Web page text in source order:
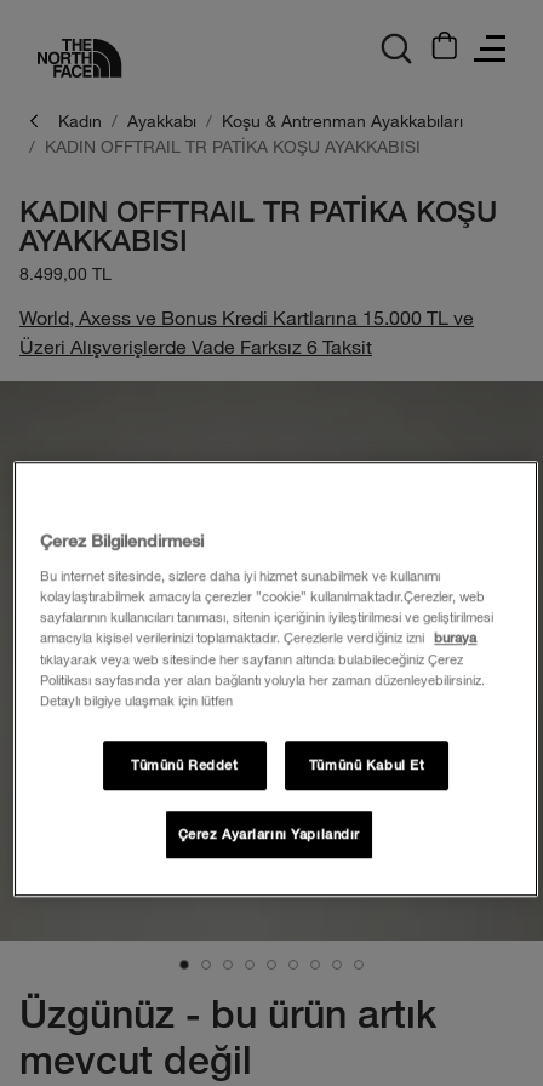
Kadın Ayakkabı
Koşu & Antrenman Ayakkabıları
KADIN OFFTRAIL TR PATİKA KOŞU AYAKKABISI
KADIN OFFTRAIL TR PATİKA KOŞU
AYAKKABISI
8.499,00 TL
World, Axess ve Bonus Kredi Kartlarına 15.000 TL ve
Üzeri Alışverişlerde Vade Farksız 6 Taksit
Üzgünüz - bu ürün artık
mevcut değil
Çerez Bilgilendirmesi
Bu internet sitesinde, sizlere daha iyi hizmet sunabilmek ve kullanımı
kolaylaştırabilmek amacıyla çerezler ”cookie” kullanılmaktadır.Çerezler, web
sayfalarının kullanıcıları tanıması, sitenin içeriğinin iyileştirilmesi ve geliştirilmesi
amacıyla kişisel verilerinizi toplamaktadır. Çerezlerle verdiğiniz izni
buraya
tıklayarak veya web sitesinde her sayfanın altında bulabileceğiniz Çerez
Politikası sayfasında yer alan bağlantı yoluyla her zaman düzenleyebilirsiniz.
Detaylı bilgiye ulaşmak için lütfen
Tümünü Reddet Tümünü Kabul Et
Çerez Ayarlarını Yapılandır